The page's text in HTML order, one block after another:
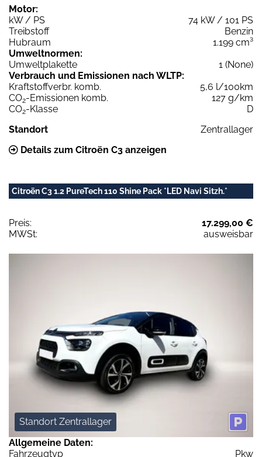
Motor:
kW / PS
74 kW / 101 PS
Treibstoff
Benzin
Hubraum
1.199 cm³
Umweltnormen:
Umweltplakette
1 (None)
Verbrauch und Emissionen nach WLTP:
Kraftstoffverbr. komb.
5,6 l/100km
CO2-Emissionen komb.
127 g/km
CO2-Klasse
D
Standort
Zentrallager
Details zum Citroën C3 anzeigen
Citroën C3 1.2 PureTech 110 Shine Pack *LED Navi Sitzh.*
Preis:
17.299,00 €
MWSt:
ausweisbar
Standort Zentrallager
Allgemeine Daten:
Fahrzeugtyp
Pkw